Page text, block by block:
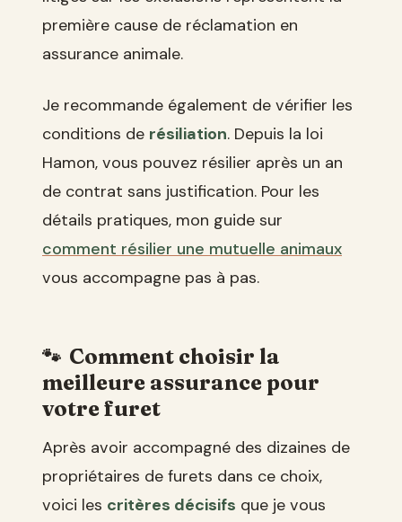
première cause de réclamation en
assurance animale.
Je recommande également de vérifier les
conditions de résiliation. Depuis la loi
Hamon, vous pouvez résilier après un an
de contrat sans justification. Pour les
détails pratiques, mon guide sur
comment résilier une mutuelle animaux
vous accompagne pas à pas.
Comment choisir la
meilleure assurance pour
votre furet
Après avoir accompagné des dizaines de
propriétaires de furets dans ce choix,
voici les critères décisifs que je vous